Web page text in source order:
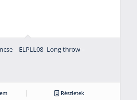
– ELPLL08 -Long throw –
Részletek